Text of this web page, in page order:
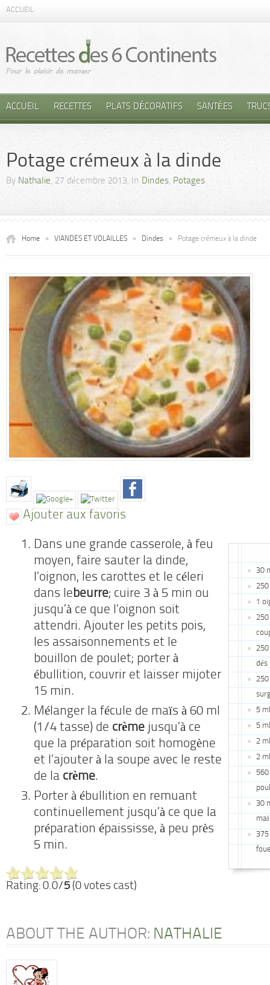
ACCUEIL
ACCUEIL RECETTES PLATS DÉCORATIFS SANTÉES
Potage crémeux à la dinde
By Nathalie, 27 décembre 2013, In Dindes,Potages
Home » VIANDES ET VOLAILLES » Dindes » Potage crémeux à la dinde
Ajouter aux favoris
30
250
1
250
250
dés
5
5
2
2
30
375
Dans une grande casserole, à feu
moyen, faire sauter la dinde,
l’oignon, les carottes et le céleri
dans lebeurre; cuire 3 à 5 min ou
jusqu’à ce que l’oignon soit
attendri. Ajouter les petits pois,
les assaisonnements et le
bouillon de poulet; porter à
ébullition, couvrir et laisser mijoter
15 min.
Mélanger la fécule de maïs à 60 ml
(1/4 tasse) de crème jusqu’à ce
que la préparation soit homogène
et l’ajouter à la soupe avec le reste
de la crème.
Porter à ébullition en remuant
continuellement jusqu’à ce que la
préparation épaississe, à peu près
5 min.
Rating: 0.0/5 (0 votes cast)
ABOUT THE AUTHOR: NATHALIE